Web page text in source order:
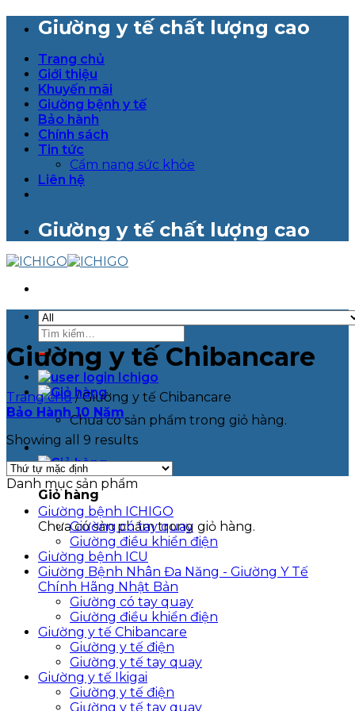
content
Giường y tế chất lượng cao
Trang chủ
Giới thiệu
Khuyến mãi
Giường bệnh y tế
Bảo hành
Chính sách
Tin tức
Cẩm nang sức khỏe
Liên hệ
Giường y tế chất lượng cao
Tìm
kiếm:
Chưa có sản phẩm trong giỏ hàng.
Giỏ hàng
Chưa có sản phẩm trong giỏ hàng.
Giường y tế Chibancare
Trang chủ /Giường y tế Chibancare
Bảo Hành 10 Năm
Showing all 9 results
Danh mục sản phẩm
Giường bệnh ICHIGO
Giường có tay quay
Giường điều khiển điện
Giường bệnh ICU
Giường Bệnh Nhân Đa Năng - Giường Y Tế
Chính Hãng Nhật Bản
Giường có tay quay
Giường điều khiển điện
Giường y tế Chibancare
Giường y tế điện
Giường y tế tay quay
Giường y tế Ikigai
Giường y tế điện
Giường y tế tay quay